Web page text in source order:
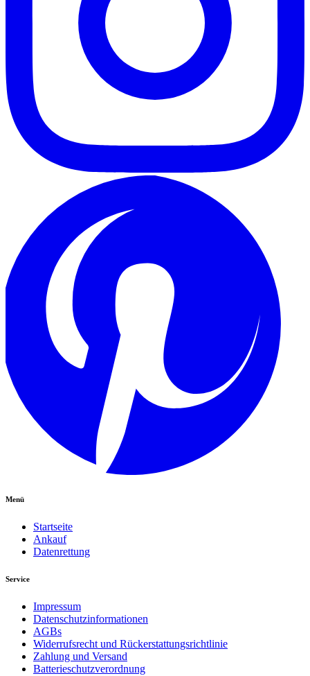
Menü
Startseite
Ankauf
Datenrettung
Service
Impressum
Datenschutzinformationen
AGBs
Widerrufsrecht und Rückerstattungsrichtlinie
Zahlung und Versand
Batterieschutzverordnung